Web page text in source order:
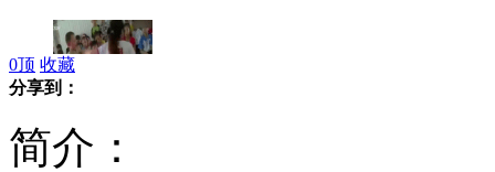
0顶 收藏
分享到：
简介：